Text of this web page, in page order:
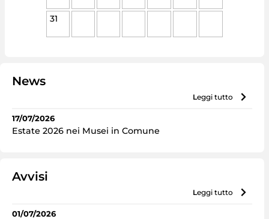
31
News
leggi tutto
17/07/2026
Estate 2026 nei Musei in Comune
Avvisi
leggi tutto
01/07/2026